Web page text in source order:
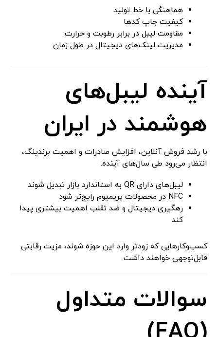
هماهنگی با خط تولید
کیفیت چاپ کدها
مقاومت لیبل در برابر رطوبت و حرارت
مدیریت لینک‌های دیجیتال در طول زمان
آینده لیبل‌های
هوشمند در ایران
با رشد فروش آنلاین، افزایش صادرات و اهمیت برندینگ،
انتظار می‌رود طی سال‌های آینده:
لیبل‌های دارای QR به استاندارد بازار تبدیل شوند
NFC در محصولات پریمیوم رایج‌تر شود
رهگیری دیجیتال و ضد تقلب اهمیت بیشتری پیدا
کند
کسب‌وکارهایی که زودتر وارد این حوزه شوند، مزیت رقابتی
قابل‌توجهی خواهند داشت.
سوالات متداول